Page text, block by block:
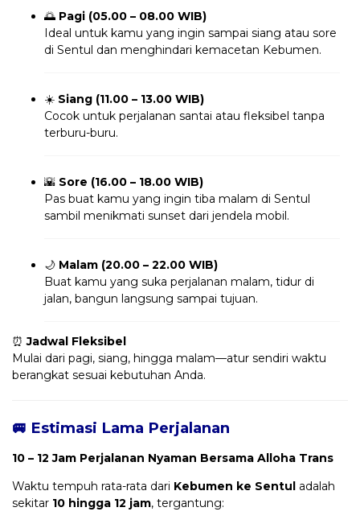
🌅 Pagi (05.00 – 08.00 WIB)
Ideal untuk kamu yang ingin sampai siang atau sore
di Sentul dan menghindari kemacetan Kebumen.
☀️ Siang (11.00 – 13.00 WIB)
Cocok untuk perjalanan santai atau fleksibel tanpa
terburu-buru.
🌇 Sore (16.00 – 18.00 WIB)
Pas buat kamu yang ingin tiba malam di Sentul
sambil menikmati sunset dari jendela mobil.
🌙 Malam (20.00 – 22.00 WIB)
Buat kamu yang suka perjalanan malam, tidur di
jalan, bangun langsung sampai tujuan.
⏰Jadwal Fleksibel
Mulai dari pagi, siang, hingga malam—atur sendiri waktu
berangkat sesuai kebutuhan Anda.
🚐 Estimasi Lama Perjalanan
10 – 12 Jam Perjalanan Nyaman Bersama Alloha Trans
Waktu tempuh rata-rata dari Kebumen ke Sentul adalah
sekitar 10 hingga 12 jam, tergantung: